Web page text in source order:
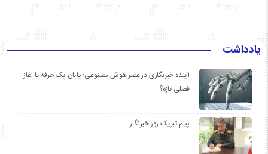
یادداشت
آینده خبرنگاری در عصر هوش مصنوعی؛ پایان یک حرفه یا آغاز
فصلی تازه؟
پیام تبریک روز خبرنگار